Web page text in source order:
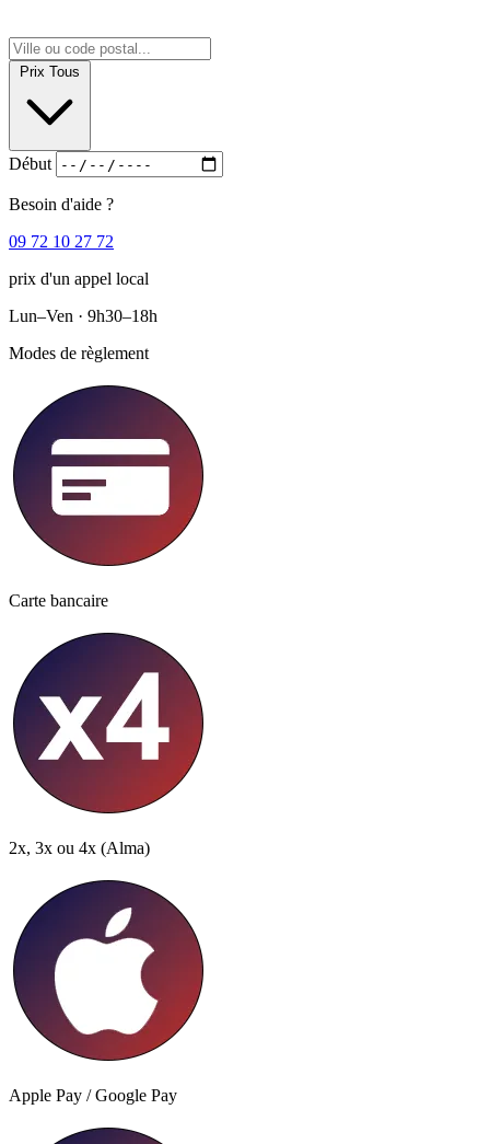
Prix Tous
Début
Besoin d'aide ?
09 72 10 27 72
prix d'un appel local
Lun–Ven · 9h30–18h
Modes de règlement
Carte bancaire
2x, 3x ou 4x (Alma)
Apple Pay / Google Pay